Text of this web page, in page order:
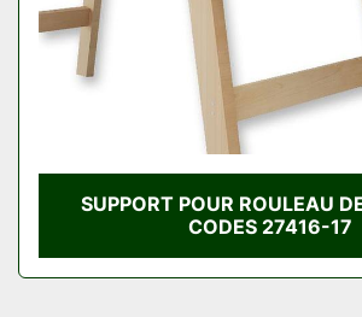
SUPPORT POUR ROULEAU
CODES 27416-17